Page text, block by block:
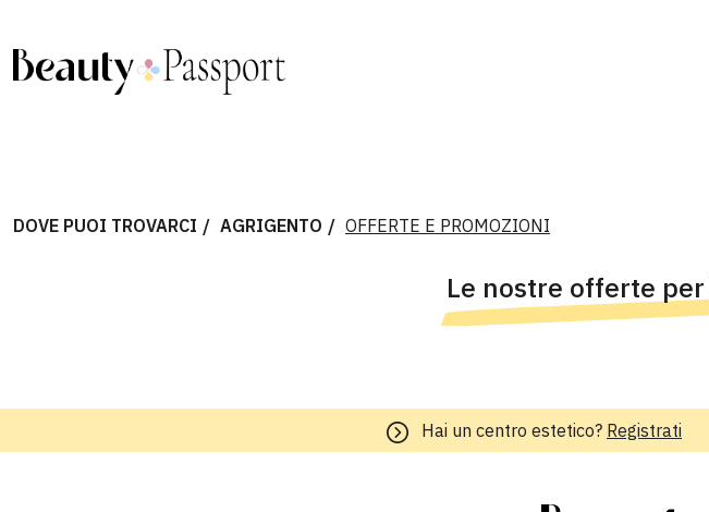
DOVE PUOI TROVARCI AGRIGENTO OFFERTE E PROMOZIONI
Le nostre offerte
Hai un centro estetico? Registrati